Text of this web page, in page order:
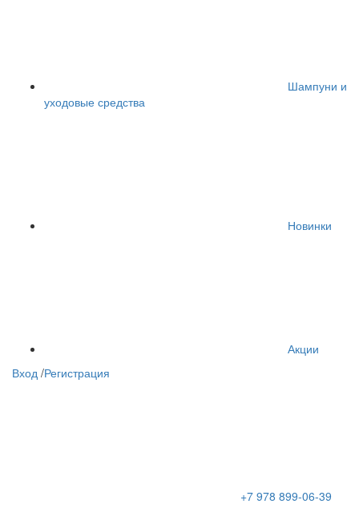
Шампуни и
уходовые средства
Новинки
Акции
Вход /Регистрация
+7 978 899-06-39